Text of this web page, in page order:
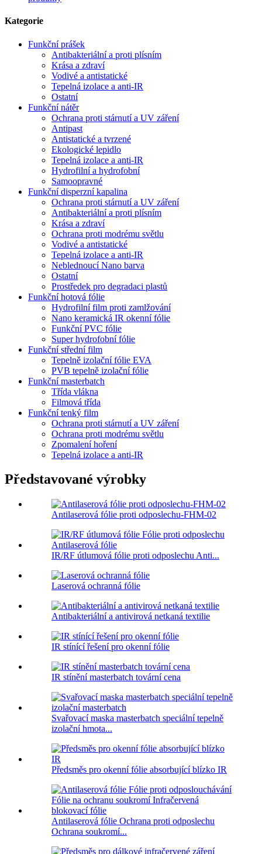
Kategorie
Funkční prášek
Antibakteriální a proti plísním
Krása a zdraví
Vodivé a antistatické
Tepelná izolace a anti-IR
Ostatní
Funkční nátěr
Ochrana proti stárnutí a UV záření
Antipast
Antistatické a tvrzené
Ekologické lepidlo
Tepelná izolace a anti-IR
Hydrofilní a hydrofobní
Samoopravné
Funkční disperzní kapalina
Ochrana proti stárnutí a UV záření
Antibakteriální a proti plísním
Krása a zdraví
Ochrana proti modrému světlu
Vodivé a antistatické
Tepelná izolace a anti-IR
Neblednoucí Nano barva
Ostatní
Prostředek pro degradaci plastů
Funkční hotová fólie
Hydrofilní film proti zamlžování
Nano keramická IR okenní fólie
Funkční PVC fólie
Super hydrofobní fólie
Funkční střední film
Tepelně izolační fólie EVA
PVB tepelně izolační fólie
Funkční masterbatch
Třída vlákna
Filmová třída
Funkční tenký film
Ochrana proti stárnutí a UV záření
Ochrana proti modrému světlu
Zpomalení hoření
Tepelná izolace a anti-IR
Představované výrobky
Antilaserová fólie proti odposlechu-FHM-02
IR/RF útlumová fólie proti odposlechu Anti...
Laserová ochranná fólie
Antibakteriální a antivirová netkaná textilie
IR stínící řešení pro okenní fólie
IR stínění masterbatch tovární cena
Svařovací maska ​​masterbatch speciální tepelně
izolační hmota...
Předsměs pro okenní fólie absorbující blízko IR
Antilaserová fólie Ochrana proti odposlechu
Ochrana soukromí...